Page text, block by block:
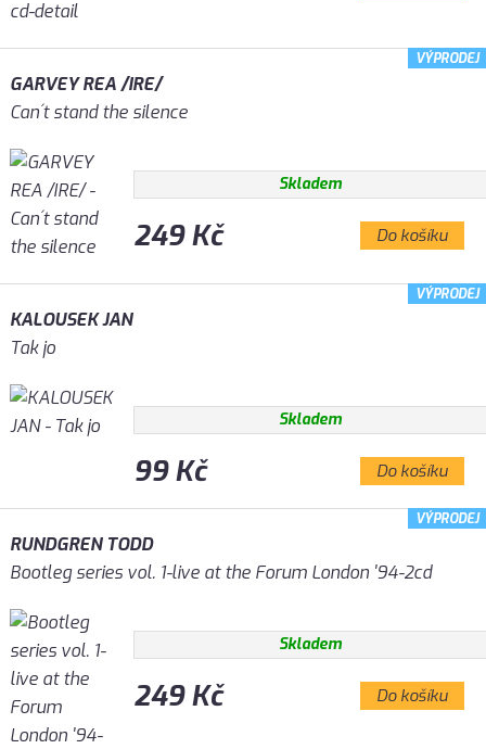
GARVEY REA /IRE/
Can´t stand the silence
Skladem
249 Kč Do košíku
VÝPRODEJ
KALOUSEK JAN
Tak jo
Skladem
99 Kč Do košíku
VÝPRODEJ
RUNDGREN TODD
Bootleg series vol. 1-live at the Forum London '94-2cd
Skladem
249 Kč Do košíku
VÝPRODEJ